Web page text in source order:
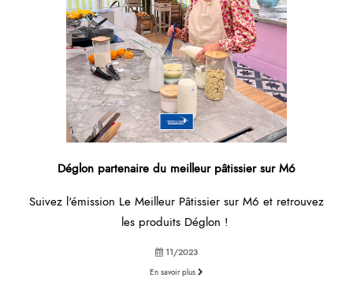
Déglon partenaire du meilleur pâtissier sur M6
Suivez l'émission Le Meilleur Pâtissier sur M6 et retrouvez
les produits Déglon !
11/2023
En savoir plus